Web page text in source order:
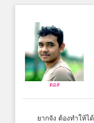
ดอส
ยากจัง ต้องทำให้ได้